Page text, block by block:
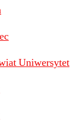
Uniwersytet